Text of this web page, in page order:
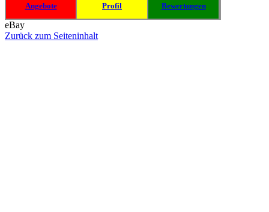
Angebote Profil Bewertungen
eBay
Zurück zum Seiteninhalt